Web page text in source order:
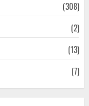
(308)
(2)
(13)
(7)